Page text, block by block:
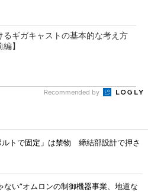
るギガキャストの基本的な考え方
】
Recommended by
ルトで固定」は禁物 締結部設計で押さ
ない”オムロンの制御機器事業、地道な